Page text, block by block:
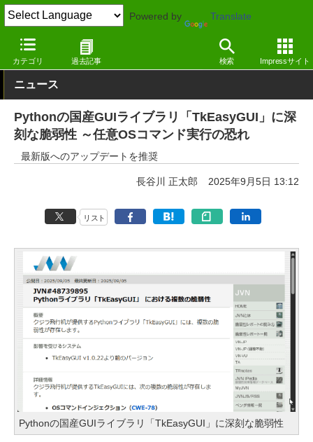
Powered by Translate
カテゴリ 過去記事 検索 Impressサイト
窓の杜 セキュリティ
ニュース
Pythonの国産GUIライブラリ「TkEasyGUI」に深
刻な脆弱性 ～任意OSコマンド実行の恐れ
最新版へのアップデートを推奨
長谷川 正太郎 2025年9月5日 13:12
リスト
Pythonの国産GUIライブラリ「TkEasyGUI」に深刻な脆弱性